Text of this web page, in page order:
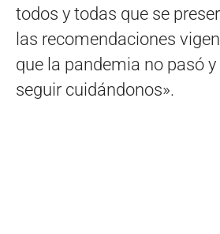
todos y todas que se
las recomendaciones
que la pandemia no pasó
seguir cuidándonos».